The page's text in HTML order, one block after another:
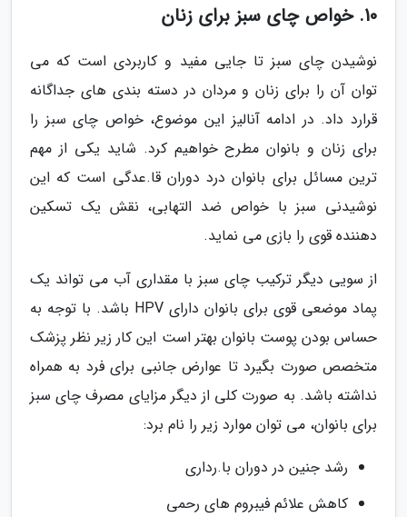
10. خواص چای سبز برای زنان
نوشیدن چای سبز تا جایی مفید و کاربردی است که می
توان آن را برای زنان و مردان در دسته بندی های جداگانه
قرارد داد. در ادامه آنالیز این موضوع، خواص چای سبز را
برای زنان و بانوان مطرح خواهیم کرد. شاید یکی از مهم
ترین مسائل برای بانوان درد دوران قا.عدگی است که این
نوشیدنی سبز با خواص ضد التهابی، نقش یک تسکین
دهننده قوی را بازی می نماید.
از سویی دیگر ترکیب چای سبز با مقداری آب می تواند یک
پماد موضعی قوی برای بانوان دارای HPV باشد. با توجه به
حساس بودن پوست بانوان بهتر است این کار زیر نظر پزشک
متخصص صورت بگیرد تا عوارض جانبی برای فرد به همراه
نداشته باشد. به صورت کلی از دیگر مزایای مصرف چای سبز
برای بانوان، می توان موارد زیر را نام برد:
رشد جنین در دوران با.رداری
کاهش علائم فیبروم های رحمی